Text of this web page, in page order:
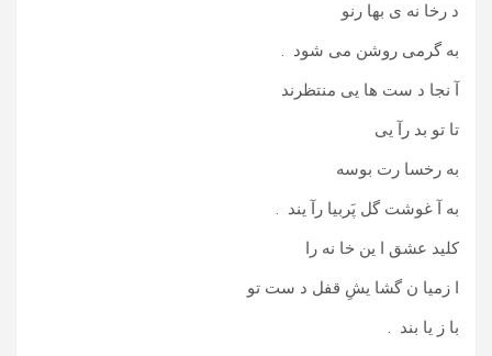
د رخا نه ی بها رنو
به گرمی روشن می شود .
آ نجا د ست ها یی منتظرند
تا تو بد رآ یی
به رخسا رت بوسه
به آ غوشت گل پَربیا رآ یند .
کلید عشق ا ین خا نه را
ا زمیا ن گشا یشِ قفل د ست تو
با ز یا بند .